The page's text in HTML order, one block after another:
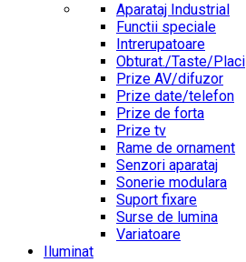
Aparataj Industrial
Functii speciale
Intrerupatoare
Obturat./Taste/Placi
Prize AV/difuzor
Prize date/telefon
Prize de forta
Prize tv
Rame de ornament
Senzori aparataj
Sonerie modulara
Suport fixare
Surse de lumina
Variatoare
Iluminat